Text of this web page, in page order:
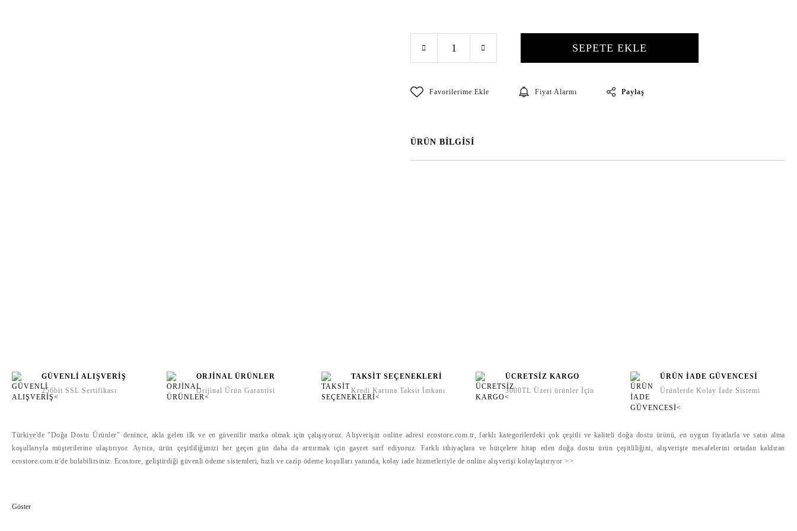
SEPETE EKLE
Fiyat Alarmı Paylaş
ÜRÜN BİLGİSİ
GÜVENLİ ALIŞVERİŞ
256bit SSL Sertifikası
ORJİNAL ÜRÜNLER
Orijinal Ürün Garantisi
TAKSİT SEÇENEKLERİ
Kredi Kartına Taksit İmkanı
ÜCRETSİZ KARGO
3000TL Üzeri ürünler İçin
ÜRÜN İADE GÜVENCESİ
Ürünlerde Kolay İade Sistemi
Türkiye'de "Doğa Dostu Ürünler" denince, akla gelen ilk ve en güvenilir marka olmak için çalışıyoruz. Alışverişin online adresi ecostore.com.tr, farklı kategorilerdeki çok çeşitli ve kaliteli doğa dostu ürünü, en uygun fiyatlarla ve satın alma
koşullarıyla müşterilerine ulaştırıyor. Ayrıca, ürün çeşitliliğimizi her geçen gün daha da arttırmak için gayret sarf ediyoruz. Farklı ithiyaçlara ve bütçelere hitap eden doğa dostu ürün çeşitliliğini, alışverişte mesafelerini ortadan kaldıran
ecostore.com.tr'de bulabilirsiniz. Ecostore, geliştirdiği güvenli ödeme sistemleri, hızlı ve cazip ödeme koşulları yanında, kolay iade hizmetleriyle de online alışverişi kolaylaştırıyor >>